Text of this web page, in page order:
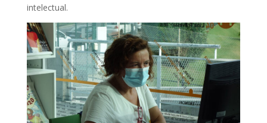
intelectual.